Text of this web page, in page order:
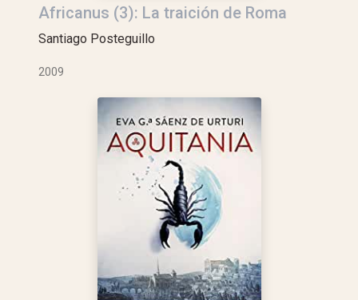
Africanus (3): La traición de Roma
Santiago Posteguillo
2009